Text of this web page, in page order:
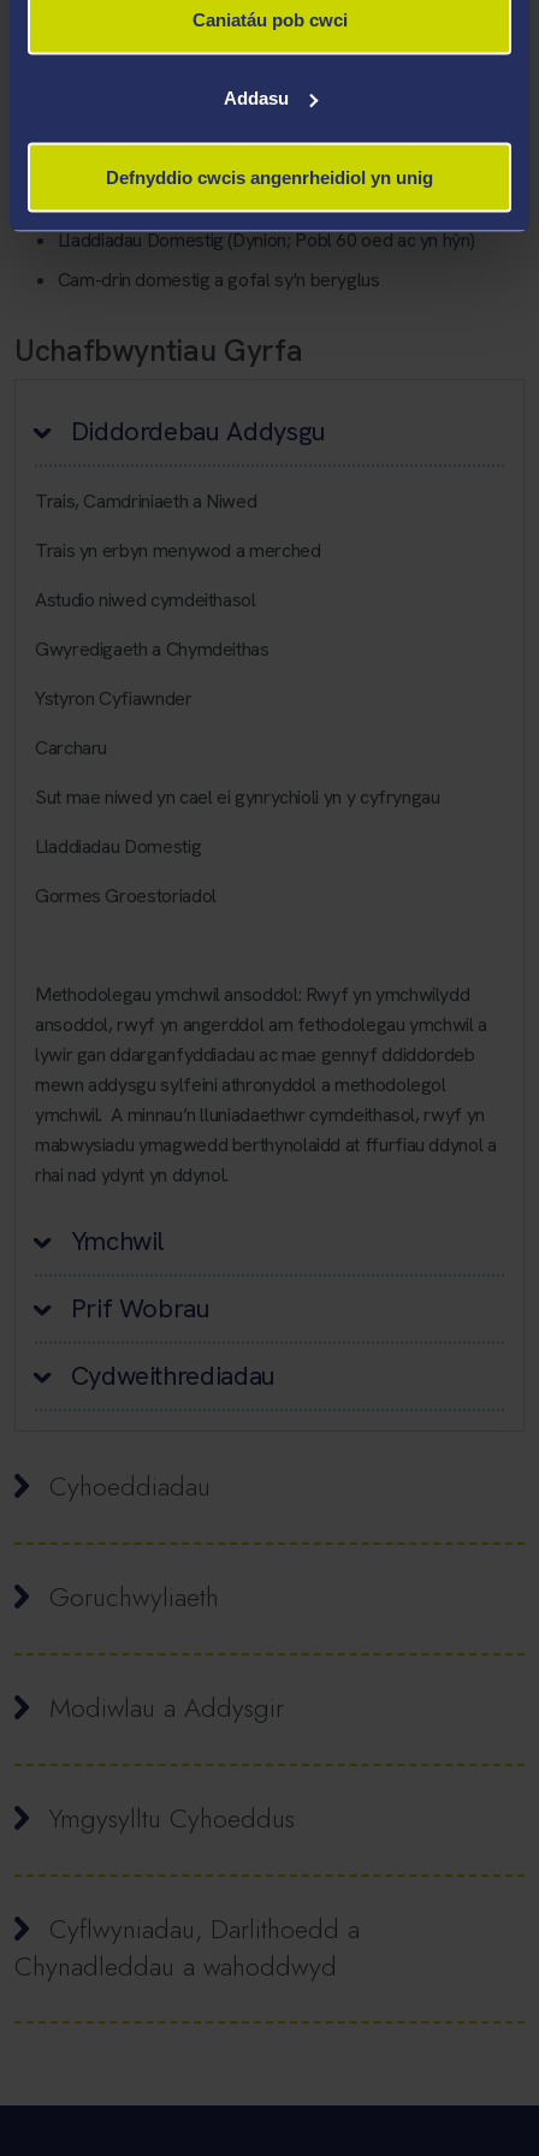
Caniatáu pob cwci
Addasu
Defnyddio cwcis angenrheidiol yn unig
Domestic Violence (gweler y dolenni yn yr adran ymchwil)
Lladdiadau Domestig (Dynion; Pobl 60 oed ac yn hŷn)
Cam-drin domestig a gofal sy'n beryglus
Uchafbwyntiau Gyrfa
Diddordebau Addysgu
Trais, Camdriniaeth a Niwed
Trais yn erbyn menywod a merched
Astudio niwed cymdeithasol
Gwyredigaeth a Chymdeithas
Ystyron Cyfiawnder
Carcharu
Sut mae niwed yn cael ei gynrychioli yn y cyfryngau
Lladdiadau Domestig
Gormes Groestoriadol
Methodolegau ymchwil ansoddol: Rwyf yn ymchwilydd
ansoddol, rwyf yn angerddol am fethodolegau ymchwil a
lywir gan ddarganfyddiadau ac mae gennyf ddiddordeb
mewn addysgu sylfeini athronyddol a methodolegol
ymchwil. A minnau’n lluniadaethwr cymdeithasol, rwyf yn
mabwysiadu ymagwedd berthynolaidd at ffurfiau ddynol a
rhai nad ydynt yn ddynol.
Ymchwil
Prif Wobrau
Cydweithrediadau
Cyhoeddiadau
Goruchwyliaeth
Modiwlau a Addysgir
Ymgysylltu Cyhoeddus
Cyflwyniadau, Darlithoedd a
Chynadleddau a wahoddwyd